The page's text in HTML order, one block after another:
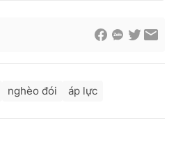
nghèo đói áp lực